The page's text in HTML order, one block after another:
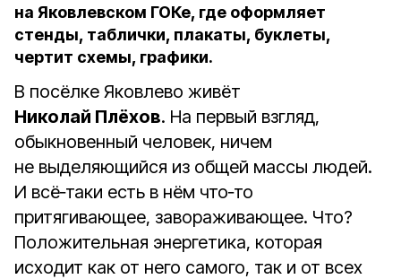
на Яковлевском ГОКе, где оформляет
стенды, таблички, плакаты, буклеты,
чертит схемы, графики.
В посёлке Яковлево живёт
Николай Плёхов. На первый взгляд,
обыкновенный человек, ничем
не выделяющийся из общей массы людей.
И всё‑таки есть в нём что‑то
притягивающее, завораживающее. Что?
Положительная энергетика, которая
исходит как от него самого, так и от всех